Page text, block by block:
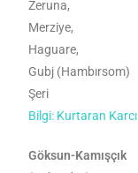
Zeruna,
Merziye,
Haguare,
Gubj (Hambırsom)
Şeri
Bilgi: Kurtaran Karcı
Göksun-Kamışçık